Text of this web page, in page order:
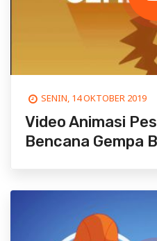
SENIN, 14 OKTOBER 2019
Video Animasi
Bencana Gempa